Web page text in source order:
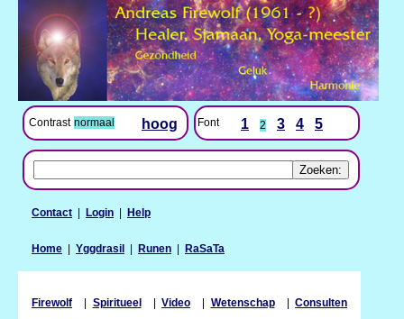
Contrast normaal hoog Font 1 2 3 4 5
Contact | Login | Help
Home | Yggdrasil | Runen | RaSaTa
Firewolf | Spiritueel| Video | Wetenschap| Consulten